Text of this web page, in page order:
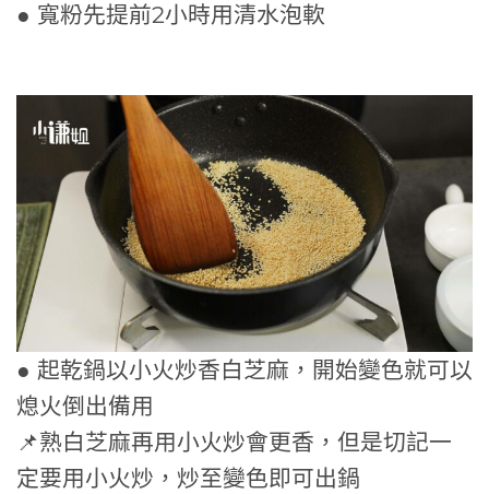
● 寬粉先提前2小時用清水泡軟
● 起乾鍋以小火炒香白芝麻，開始變色就可以
熄火倒出備用
📌熟白芝麻再用小火炒會更香，但是切記一
定要用小火炒，炒至變色即可出鍋